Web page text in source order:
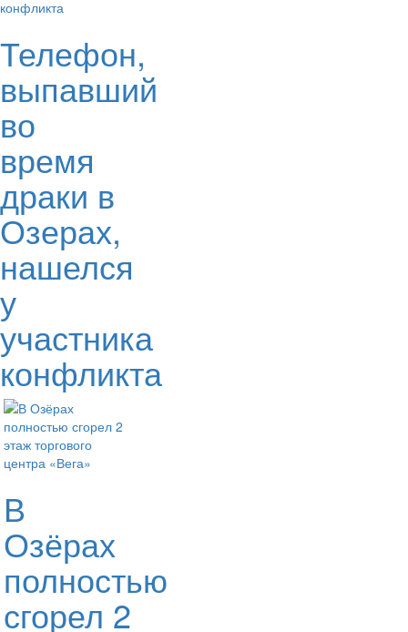
Телефон,
выпавший
во
время
драки в
Озерах,
нашелся
у
участника
конфликта
В
Озёрах
полностью
сгорел 2